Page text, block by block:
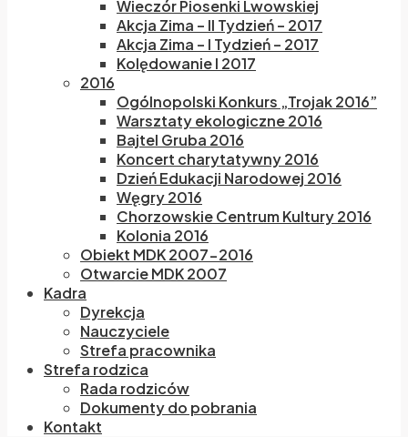
Wieczór Piosenki Lwowskiej
Akcja Zima – II Tydzień – 2017
Akcja Zima – I Tydzień – 2017
Kolędowanie I 2017
2016
Ogólnopolski Konkurs „Trojak 2016”
Warsztaty ekologiczne 2016
Bajtel Gruba 2016
Koncert charytatywny 2016
Dzień Edukacji Narodowej 2016
Węgry 2016
Chorzowskie Centrum Kultury 2016
Kolonia 2016
Obiekt MDK 2007-2016
Otwarcie MDK 2007
Kadra
Dyrekcja
Nauczyciele
Strefa pracownika
Strefa rodzica
Rada rodziców
Dokumenty do pobrania
Kontakt